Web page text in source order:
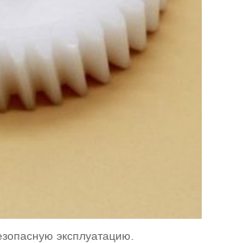
эксплуатацию.